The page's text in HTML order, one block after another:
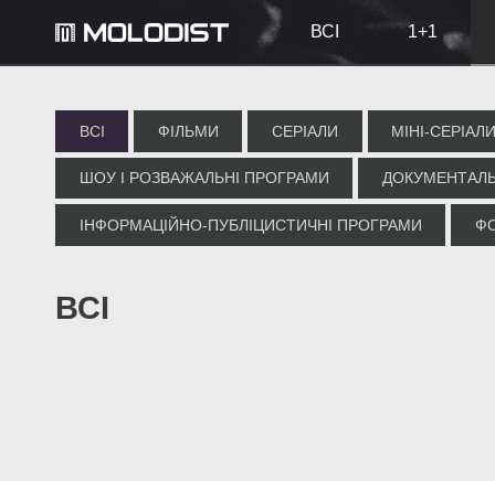
ВСІ 1+1
ВСІ ФІЛЬМИ СЕРІАЛИ МІНІ-
ШОУ І РОЗВАЖАЛЬНІ ПРОГРАМИ
ІНФОРМАЦІЙНО-ПУБЛІЦИСТИЧНІ ПРОГРАМИ
ВСІ